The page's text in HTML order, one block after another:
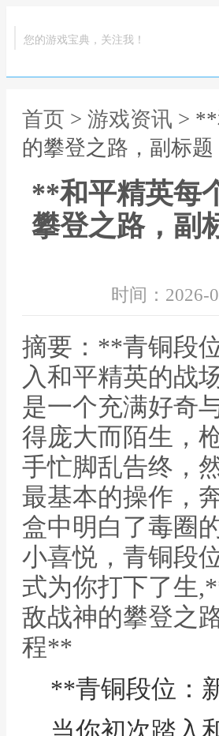
您的游戏宝典，关注我！
首页 > 游戏资讯 > **
的攀登之路，副标
**和平精英每
攀登之路，副
时间：2026-
摘要：**青铜段
入和平精英的战
是一个充满好奇
得庞大而陌生，
手忙脚乱告终，
最基本的操作，
盒中明白了毒圈
小喜悦，青铜段
式为你打下了生
敌战神的攀登之
程**
**青铜段位：